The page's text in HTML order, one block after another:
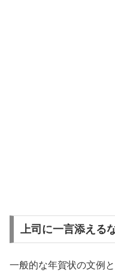
上司に一言添える
一般的な年賀状の文例